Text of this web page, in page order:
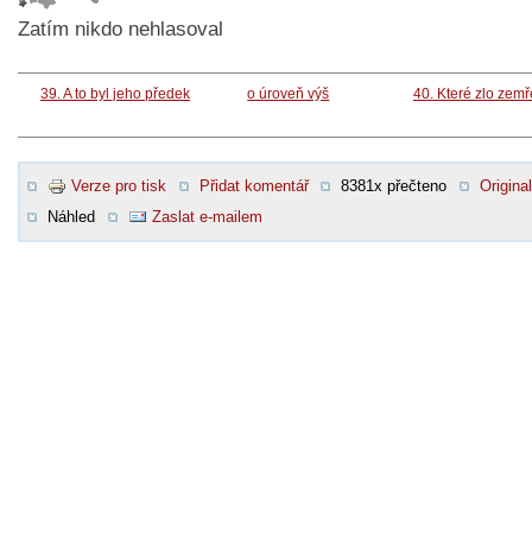
Zatím nikdo nehlasoval
39. A to byl jeho předek o úroveň výš 40. Které zlo
Verze pro tisk Přidat komentář 8381x přečteno
Original
Náhled
Zaslat e-mailem